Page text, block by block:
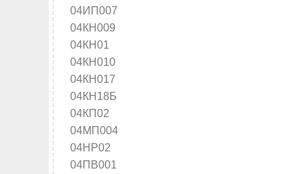
04ИП007
04КН009
04КН01
04КН010
04КН017
04КН18Б
04КП02
04МП004
04НР02
04ПВ001